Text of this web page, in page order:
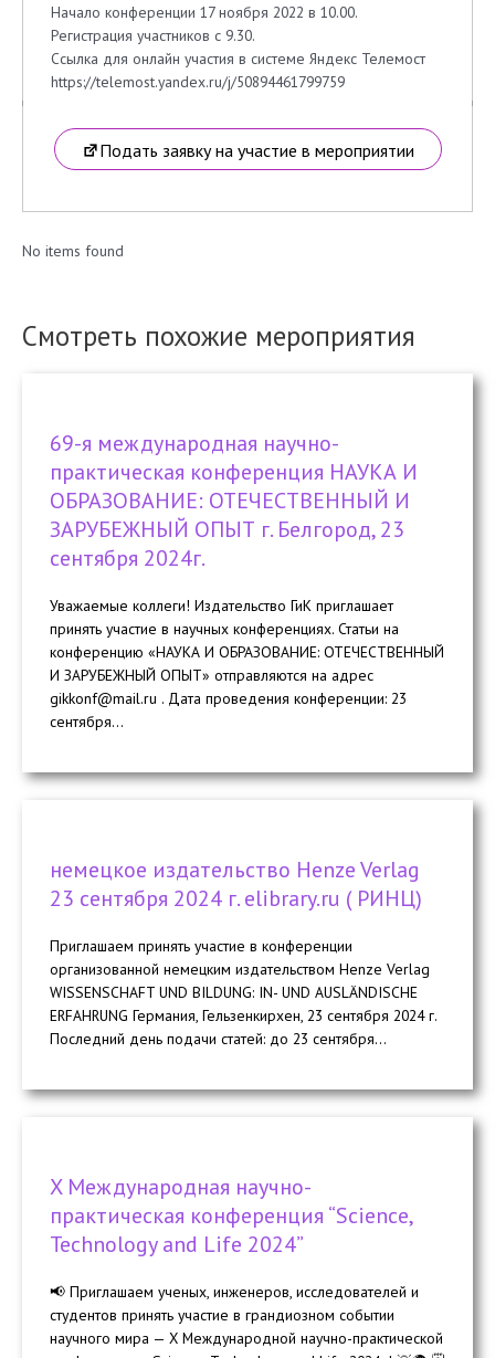
Начало конференции 17 ноября 2022 в 10.00.
Регистрация участников с 9.30.
Ссылка для онлайн участия в системе Яндекс Телемост
https://telemost.yandex.ru/j/50894461799759
Подать заявку на участие в мероприятии
No items found
Смотреть похожие мероприятия
69-я международная научно-
практическая конференция НАУКА И
ОБРАЗОВАНИЕ: ОТЕЧЕСТВЕННЫЙ И
ЗАРУБЕЖНЫЙ ОПЫТ г. Белгород, 23
сентября 2024г.
Уважаемые коллеги! Издательство ГиК приглашает
принять участие в научных конференциях. Статьи на
конференцию «НАУКА И ОБРАЗОВАНИЕ: ОТЕЧЕСТВЕННЫЙ
И ЗАРУБЕЖНЫЙ ОПЫТ» отправляются на адрес
gikkonf@mail.ru . Дата проведения конференции: 23
cентября...
немецкое издательство Henze Verlag
23 сентября 2024 г. elibrary.ru ( РИНЦ)
Приглашаем принять участие в конференции
организованной немецким издательством Henze Verlag
WISSENSCHAFT UND BILDUNG: IN- UND AUSLÄNDISCHE
ERFAHRUNG Германия, Гельзенкирхен, 23 сентября 2024 г.
Последний день подачи статей: до 23 сентября...
X Международная научно-
практическая конференция “Science,
Technology and Life 2024”
📢 Приглашаем ученых, инженеров, исследователей и
студентов принять участие в грандиозном событии
научного мира — X Международной научно-практической